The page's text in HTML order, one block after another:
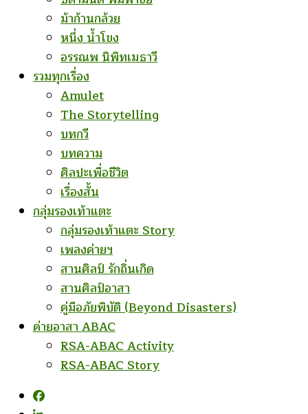
ม้าก้านกล้วย
หนึ่ง น้ำโขง
อรรณพ นิพิทเมธาวี
รวมทุกเรื่อง
Amulet
The Storytelling
บทกวี
บทความ
ศิลปะเพื่อชีวิต
เรื่องสั้น
กลุ่มรองเท้าแตะ
กลุ่มรองเท้าแตะ Story
เพลงค่ายฯ
สานศิลป์ รักถิ่นเกิด
สานศิลป์อาสา
คู่มือภัยพิบัติ (Beyond Disasters)
ค่ายอาสา ABAC
RSA-ABAC Activity
RSA-ABAC Story